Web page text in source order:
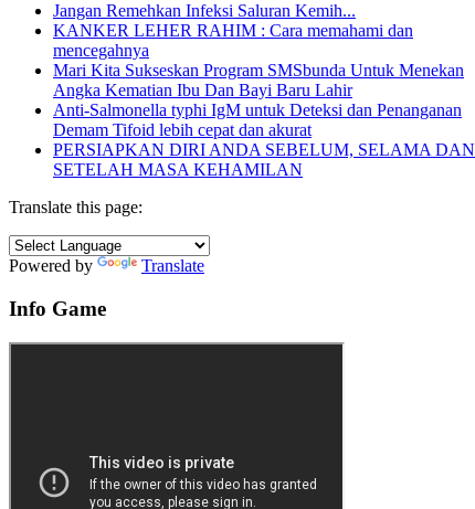
Jangan Remehkan Infeksi Saluran Kemih...
KANKER LEHER RAHIM : Cara memahami dan
mencegahnya
Mari Kita Sukseskan Program SMSbunda Untuk Menekan
Angka Kematian Ibu Dan Bayi Baru Lahir
Anti-Salmonella typhi IgM untuk Deteksi dan Penanganan
Demam Tifoid lebih cepat dan akurat
PERSIAPKAN DIRI ANDA SEBELUM, SELAMA DAN
SETELAH MASA KEHAMILAN
Translate this page:
Powered by Translate
Info Game